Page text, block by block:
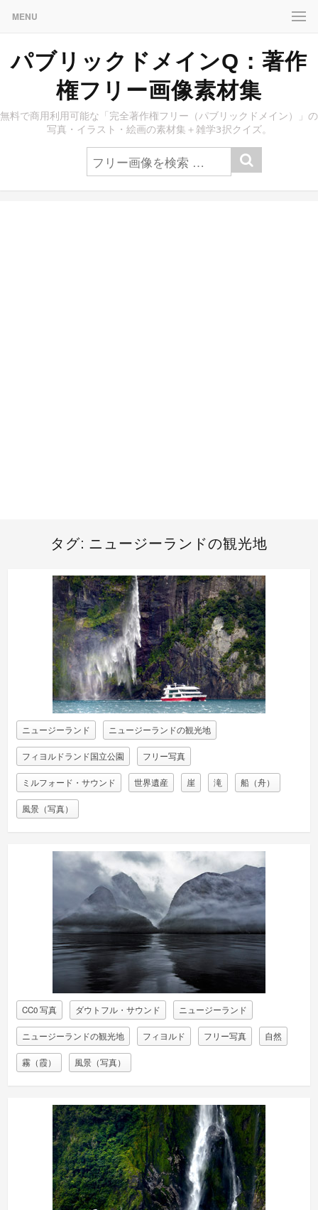
MENU
パブリックドメインQ：著作
権フリー画像素材集
無料で商用利用可能な「完全著作権フリー（パブリックドメイン）」の
写真・イラスト・絵画の素材集＋雑学3択クイズ。
タグ: ニュージーランドの観光地
ニュージーランド ニュージーランドの観光地
フィヨルドランド国立公園 フリー写真
ミルフォード・サウンド 世界遺産 崖 滝 船（舟）
風景（写真）
CC0 写真 ダウトフル・サウンド ニュージーランド
ニュージーランドの観光地 フィヨルド フリー写真 自然
霧（霞） 風景（写真）